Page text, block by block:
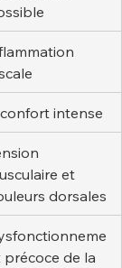
intense
et
dorsales
précoce de la